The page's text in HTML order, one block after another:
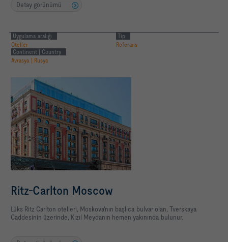
Detay görünümü
Uygulama aralığı
Oteller
Tip
Referans
Continent | Country
Avrasya | Rusya
Ritz-Carlton Moscow
Lüks Ritz Carlton otelleri, Moskova'nın başlıca bulvar olan, Tverskaya
Caddesinin üzerinde, Kızıl Meydanın hemen yakınında bulunur.